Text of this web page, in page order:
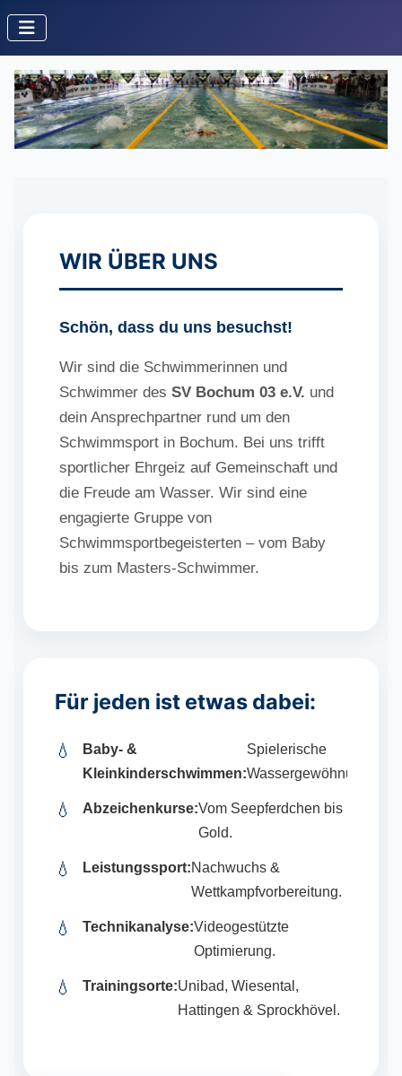
WIR ÜBER UNS
Schön, dass du uns besuchst!
Wir sind die Schwimmerinnen und
Schwimmer des SV Bochum 03 e.V. und
dein Ansprechpartner rund um den
Schwimmsport in Bochum. Bei uns trifft
sportlicher Ehrgeiz auf Gemeinschaft und
die Freude am Wasser. Wir sind eine
engagierte Gruppe von
Schwimmsportbegeisterten – vom Baby
bis zum Masters-Schwimmer.
Für jeden ist etwas dabei:
💧
Baby- &
Kleinkinderschwimmen:
Spielerische
Wassergewöhnung.
💧 Abzeichenkurse:Vom Seepferdchen bis
Gold.
💧 Leistungssport:Nachwuchs &
Wettkampfvorbereitung.
💧 Technikanalyse:Videogestützte
Optimierung.
💧 Trainingsorte:Unibad, Wiesental,
Hattingen & Sprockhövel.